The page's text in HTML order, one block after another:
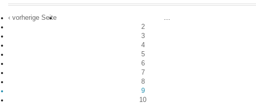
‹ vorherige Seite
…
2
3
4
5
6
7
8
9
10